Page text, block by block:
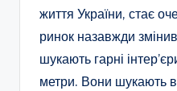
життя України, стає
ринок назавжди
шукають гарні
метри. Вони шукають